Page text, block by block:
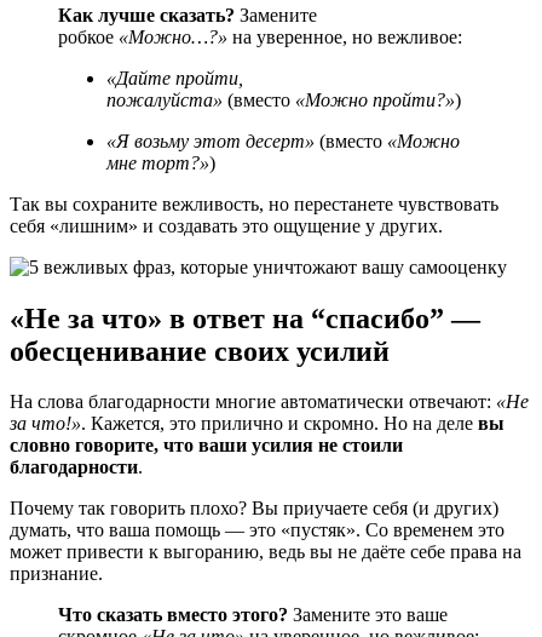
Как лучше сказать? Замените
робкое «Можно…?» на уверенное, но вежливое:
«Дайте пройти,
пожалуйста» (вместо «Можно пройти?»)
«Я возьму этот десерт» (вместо «Можно
мне торт?»)
Так вы сохраните вежливость, но перестанете чувствовать
себя «лишним» и создавать это ощущение у других.
«Не за что» в ответ на “спасибо” —
обесценивание своих усилий
На слова благодарности многие автоматически отвечают: «Не
за что!». Кажется, это прилично и скромно. Но на деле вы
словно говорите, что ваши усилия не стоили
благодарности.
Почему так говорить плохо? Вы приучаете себя (и других)
думать, что ваша помощь — это «пустяк». Со временем это
может привести к выгоранию, ведь вы не даёте себе права на
признание.
Что сказать вместо этого? Замените это ваше